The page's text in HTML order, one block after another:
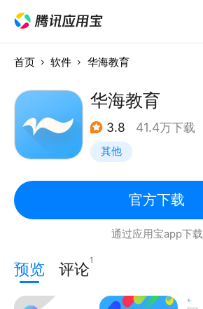
首页 软件 华海教育
华海教育
3.8 41.4万下载
其他
官方下载
通过应用宝app下载
预览 评论1